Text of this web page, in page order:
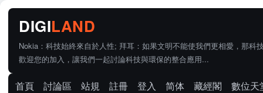
Nokia：科技始終來自於人性; 拜耳：如果文明不能使我們更相愛，那科
歡迎您的加入，讓我們一起討論科技與環保的整合應用...
首頁 討論區 站規 註冊 登入 简体 藏經閣
數位天